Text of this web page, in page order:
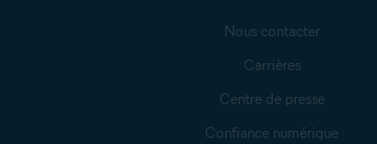
Nous contacter
Carrières
Centre de presse
Confiance numérique